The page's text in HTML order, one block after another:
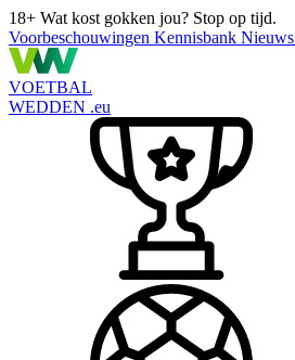
18+ Wat kost gokken jou? Stop op tijd.
Voorbeschouwingen Kennisbank Nieuws
VOETBAL
WEDDEN .eu